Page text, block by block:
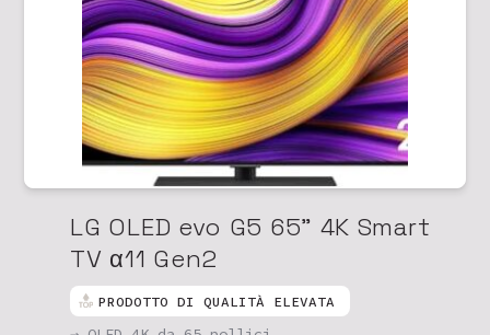
LG OLED evo G5 65" 4K Smart
TV α11 Gen2
PRODOTTO DI QUALITÀ ELEVATA